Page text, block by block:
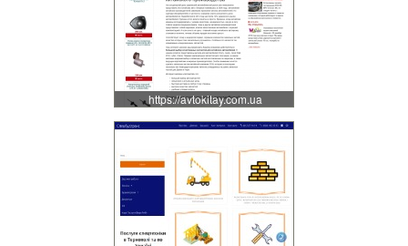
https://avtokitay.com.ua